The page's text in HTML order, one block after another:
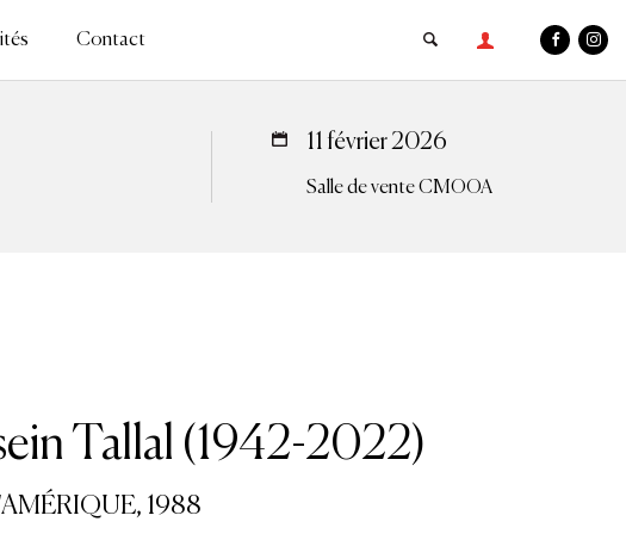
Contact
11 février 2026
Salle de vente CMOOA
Tallal (1942-2022)
1988